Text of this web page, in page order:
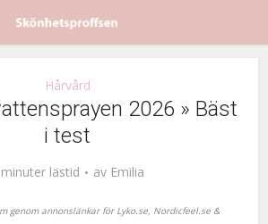
Hårvård
2026 » Bäst
i test
lästid av Emilia
genom annonslänkar för Lyko.se, Nordicfeel.se &